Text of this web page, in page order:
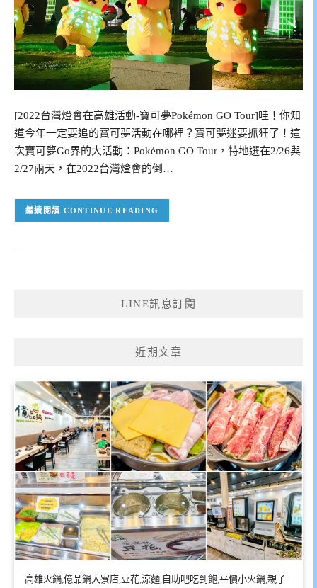
[2022台灣燈會在高雄活動-寶可夢Pokémon GO Tour]哇！你知
道今年一定要追的寶可夢活動在哪裡？寶可夢迷要抓狂了！這
次寶可夢Go界的大活動：Pokémon GO Tour，特地選在2/26與
2/27兩天，在2022台灣燈會的倒…
CONTINUE READING
LINE訊息訂閱
近期文章
高雄火鍋,億品鍋大寮店,豆花,涼麵,自助吧吃到飽,平價小火鍋,親子